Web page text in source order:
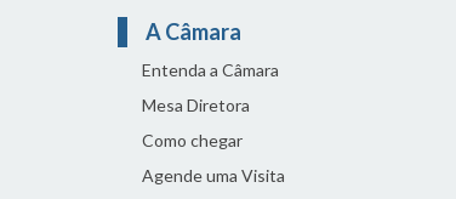
A Câmara
Entenda a Câmara
Mesa Diretora
Como chegar
Agende uma Visita